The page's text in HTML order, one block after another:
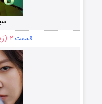
قسمت ۲ (زیرنویس)